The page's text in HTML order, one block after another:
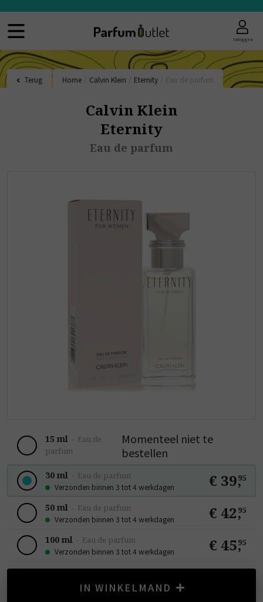
Inloggen
Terug Home Calvin Klein Eternity
Calvin Klein
Eternity
Eau de parfum
15 ml - Eau de
parfum
Momenteel niet te
bestellen
30 ml Eau de parfum
Verzonden binnen 3 tot 4 werkdagen € 39,
95
50 ml - Eau de parfum
Verzonden binnen 3 tot 4 werkdagen € 42,
95
100 ml - Eau de parfum
Verzonden binnen 3 tot 4 werkdagen € 45,
95
IN WINKELMAND